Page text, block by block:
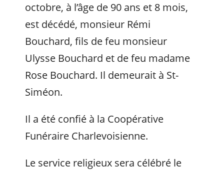
octobre, à l’âge de 90 ans et 8 mois,
est décédé, monsieur Rémi
Bouchard, fils de feu monsieur
Ulysse Bouchard et de feu madame
Rose Bouchard. Il demeurait à St-
Siméon.
Il a été confié à la Coopérative
Funéraire Charlevoisienne.
Le service religieux sera célébré le